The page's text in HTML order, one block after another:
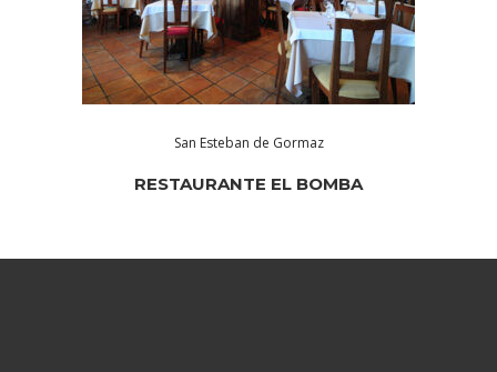
San Esteban de Gormaz
RESTAURANTE EL BOMBA